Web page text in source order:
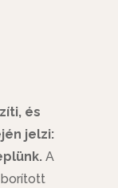
és
jelzi:
A
borított